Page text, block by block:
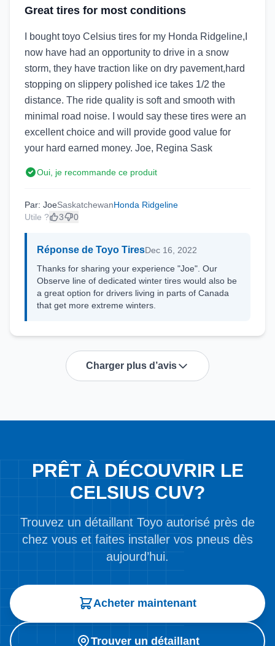
Great tires for most conditions
I bought toyo Celsius tires for my Honda Ridgeline,I
now have had an opportunity to drive in a snow
storm, they have traction like on dry pavement,hard
stopping on slippery polished ice takes 1/2 the
distance. The ride quality is soft and smooth with
minimal road noise. I would say these tires were an
excellent choice and will provide good value for
your hard earned money. Joe, Regina Sask
Oui, je recommande ce produit
Par: JoeSaskatchewanHonda Ridgeline
Utile ?
3 0
Réponse de Toyo TiresDec 16, 2022
Thanks for sharing your experience "Joe". Our
Observe line of dedicated winter tires would also be
a great option for drivers living in parts of Canada
that get more extreme winters.
Charger plus d’avis
PRÊT À DÉCOUVRIR LE
CELSIUS CUV?
Trouvez un détaillant Toyo autorisé près de
chez vous et faites installer vos pneus dès
aujourd’hui.
Acheter maintenant
Trouver un détaillant